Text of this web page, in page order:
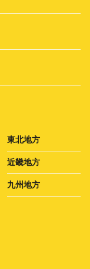
東北地方
近畿地方
九州地方